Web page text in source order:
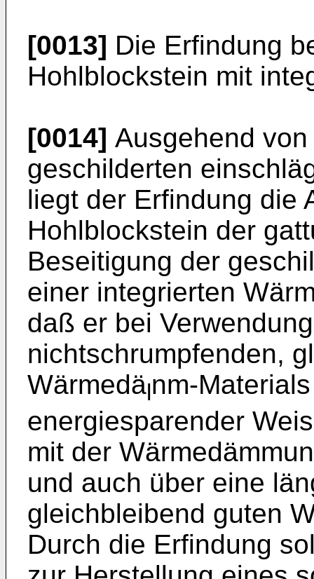
[0013] Die Erfindung
Hohlblockstein mit
[0014] Ausgehend
geschilderten
liegt der Erfindung die
Hohlblockstein der
Beseitigung der
einer integrierten
daß er bei
nichtschrumpfenden,
Wärmedä nm-
energiesparender
mit der
und auch über eine
gleichbleibend guten
Durch die Erfindung